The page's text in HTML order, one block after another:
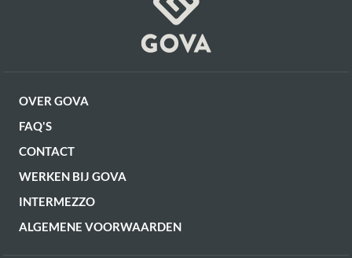
OVER GOVA
FAQ'S
CONTACT
WERKEN BIJ GOVA
INTERMEZZO
ALGEMENE VOORWAARDEN